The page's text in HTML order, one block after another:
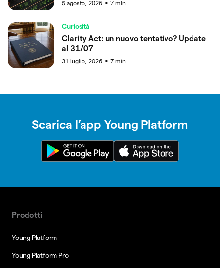
5 agosto, 2026 ● 7 min
Curiosità
Clarity Act: un nuovo tentativo? Update
al 31/07
31 luglio, 2026 ● 7 min
Scarica l’app Young Platform
Prodotti
Young Platform
Young Platform Pro